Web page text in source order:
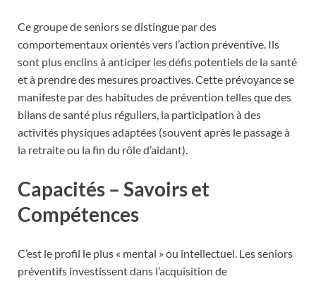
Ce groupe de seniors se distingue par des
comportementaux orientés vers l’action préventive. Ils
sont plus enclins à anticiper les défis potentiels de la santé
et à prendre des mesures proactives. Cette prévoyance se
manifeste par des habitudes de prévention telles que des
bilans de santé plus réguliers, la participation à des
activités physiques adaptées (souvent après le passage à
la retraite ou la fin du rôle d’aidant).
Capacités – Savoirs et
Compétences
C’est le profil le plus « mental » ou intellectuel. Les seniors
préventifs investissent dans l’acquisition de